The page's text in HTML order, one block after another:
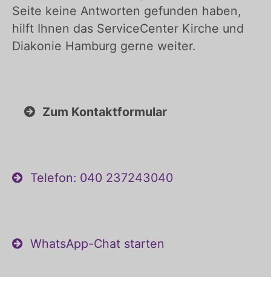
Seite keine Antworten gefunden haben,
hilft Ihnen das ServiceCenter Kirche und
Diakonie Hamburg gerne weiter.
Zum Kontaktformular
Telefon: 040 237243040
WhatsApp-Chat starten